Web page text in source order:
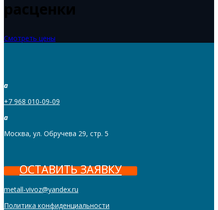
расценки
Смотреть цены
a
+7 968 010-09-09
a
Москва, ул. Обручева 29, стр. 5
ОСТАВИТЬ ЗАЯВКУ
metall-vivoz@yandex.ru
Политика конфиденциальности